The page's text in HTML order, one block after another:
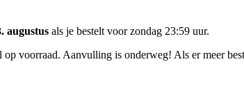
augustus als je bestelt voorzondag 23:59 uur.
voorraad. Aanvulling is onderweg! Als er meer